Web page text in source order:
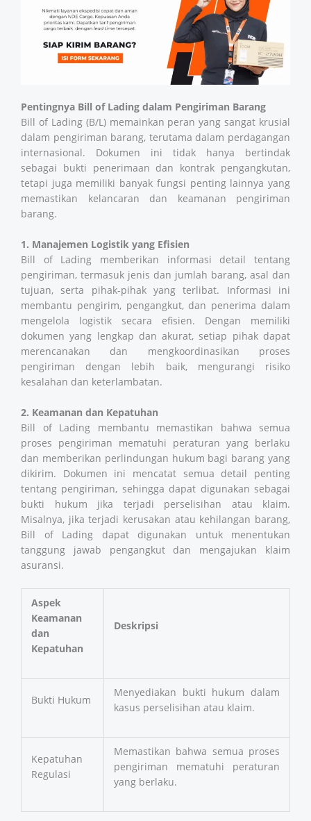
Pentingnya Bill of Lading dalam Pengiriman Barang
Bill of Lading (B/L) memainkan peran yang sangat krusial
dalam pengiriman barang, terutama dalam perdagangan
internasional. Dokumen ini tidak hanya bertindak
sebagai bukti penerimaan dan kontrak pengangkutan,
tetapi juga memiliki banyak fungsi penting lainnya yang
memastikan kelancaran dan keamanan pengiriman
barang.
1. Manajemen Logistik yang Efisien
Bill of Lading memberikan informasi detail tentang
pengiriman, termasuk jenis dan jumlah barang, asal dan
tujuan, serta pihak-pihak yang terlibat. Informasi ini
membantu pengirim, pengangkut, dan penerima dalam
mengelola logistik secara efisien. Dengan memiliki
dokumen yang lengkap dan akurat, setiap pihak dapat
merencanakan dan mengkoordinasikan proses
pengiriman dengan lebih baik, mengurangi risiko
kesalahan dan keterlambatan.
2. Keamanan dan Kepatuhan
Bill of Lading membantu memastikan bahwa semua
proses pengiriman mematuhi peraturan yang berlaku
dan memberikan perlindungan hukum bagi barang yang
dikirim. Dokumen ini mencatat semua detail penting
tentang pengiriman, sehingga dapat digunakan sebagai
bukti hukum jika terjadi perselisihan atau klaim.
Misalnya, jika terjadi kerusakan atau kehilangan barang,
Bill of Lading dapat digunakan untuk menentukan
tanggung jawab pengangkut dan mengajukan klaim
asuransi.
Aspek
Keamanan
dan
Kepatuhan
Deskripsi
Bukti Hukum
Menyediakan bukti hukum dalam
kasus perselisihan atau klaim.
Kepatuhan
Regulasi
Memastikan bahwa semua proses
pengiriman mematuhi peraturan
yang berlaku.